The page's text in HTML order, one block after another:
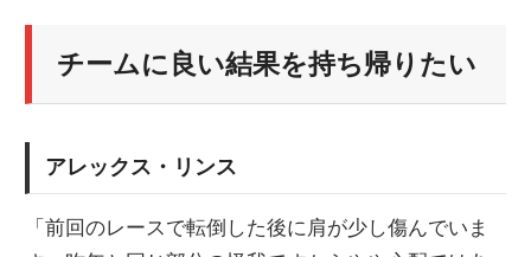
チームに良い結果を持ち帰りたい
アレックス・リンス
「前回のレースで転倒した後に肩が少し傷んでいま